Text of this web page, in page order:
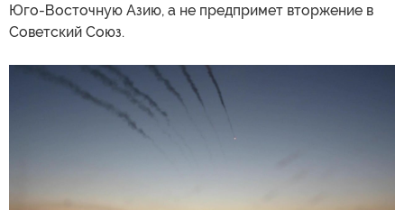
Юго-Восточную Азию, а не предпримет вторжение в
Советский Союз.